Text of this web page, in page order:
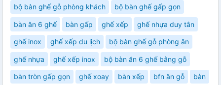
bộ bàn ghế gỗ phòng khách bộ bàn ghế gấp gọn
bàn ăn 6 ghế bàn gấp ghế xếp ghế nhựa duy tân
ghế inox ghế xếp du lịch bộ bàn ghế gỗ phòng ăn
ghế nhựa ghế xếp inox bộ bàn ăn 6 ghế bằng gỗ
bàn tròn gấp gọn ghế xoay bàn xếp bfn ăn gỗ bàn